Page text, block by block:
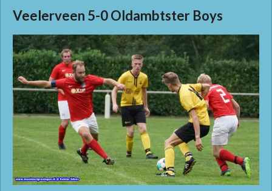
Veelerveen 5-0 Oldambtster Boys